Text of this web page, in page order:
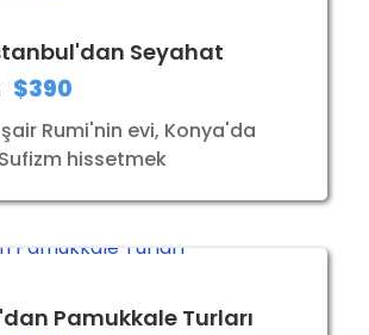
Seyahat
$390
Rumi'nin evi, Konya'da
hissetmek
Pamukkale Turları